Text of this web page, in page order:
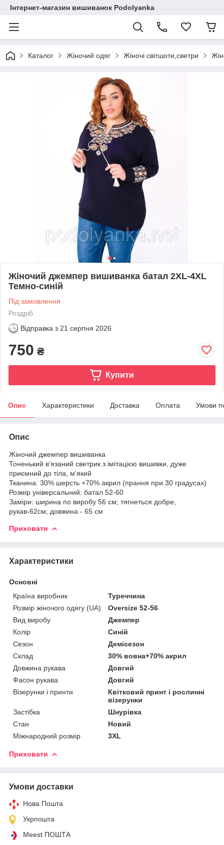
Інтернет-магазин вишиванок Podolyanka
Каталог Жіночий одяг Жіночі світшоти,светри
Жіночий джемпер вишиванка батал 2XL-4XL
Темно-синій
Під замовлення
Роздріб
Відправка з 21 серпня 2026
750 ₴
Купити
Опис Характеристики Доставка Оплата Умови
Опис
Жіночий джемпер вишиванка
Тоненький в’язаний светрик з імітацією вишивки, дуже
приємний до тіла, м‘який
Тканина: 30% шерсть +70% акрил (прання при 30 градусах)
Розмір універсальний: батал 52-60
Заміри: ширина по виробу 56 см; тягнеться добре,
рукав-62см; довжина - 65 см
Приховати
Характеристики
Основні
Країна виробник
Туреччина
Розмір жіночого одягу (UA)
Oversize 52-56
Вид виробу
Джемпер
Колір
Синій
Сезон
Демісезон
Склад
30% вовна+70% акрил
Довжина рукава
Довгий
Фасон рукава
Довгий
Візерунки і принти
Квітковий принт і рослинні
візерунки
Застібка
Шнурівка
Стан
Новий
Міжнародний розмір
3XL
Приховати
Умови доставки
Нова Пошта
Укрпошта
Meest ПОШТА